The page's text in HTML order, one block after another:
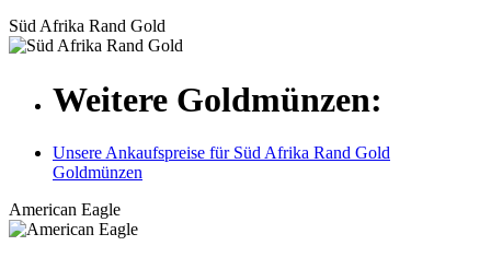
Süd Afrika Rand Gold
Weitere Goldmünzen:
Unsere Ankaufspreise für Süd Afrika Rand Gold
Goldmünzen
American Eagle